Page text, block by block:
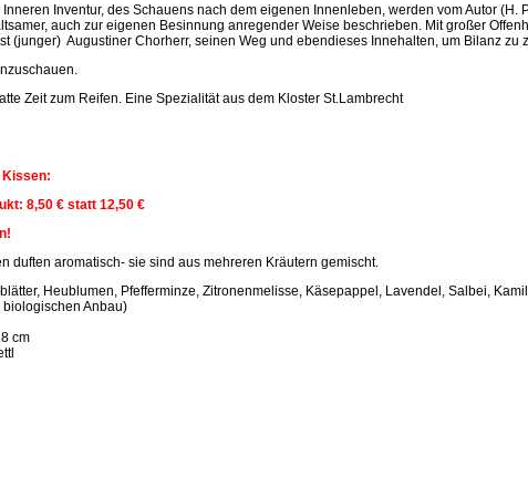
Inneren Inventur, des Schauens nach dem eigenen Innenleben, werden vom Autor (H.
auch zur eigenen Besinnung anregender Weise beschrieben. Mit großer
(junger) Augustiner Chorherr, seinen Weg und ebendieses Innehalten, um Bilanz zu
Zeit zum Reifen. Eine Spezialität aus dem Kloster St.Lambrecht
Kissen:
8,50 € statt 12,50 €
duften aromatisch- sie sind aus mehreren Kräutern gemischt.
Heublumen, Pfefferminze, Zitronenmelisse, Käsepappel, Lavendel, Salbei,
Anbau)
cm